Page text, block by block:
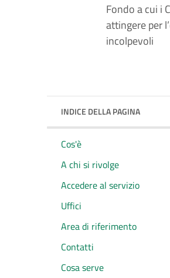
Fondo a cui i
attingere per
incolpevoli
INDICE DELLA PAGINA
Cos'è
A chi si rivolge
Accedere al servizio
Uffici
Area di riferimento
Contatti
Cosa serve